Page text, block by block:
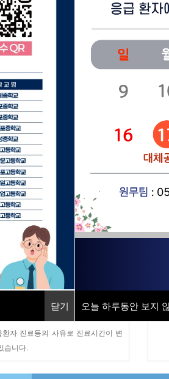
닫기 오늘 하루동안 보지
닫기 오늘 하루동안 보지
건강증진센터
안내
08:30 ~ PM 17:30
AM 08:30 ~ PM 12:30
환자 진료등의 사유로 진료시간이 변
습니다.